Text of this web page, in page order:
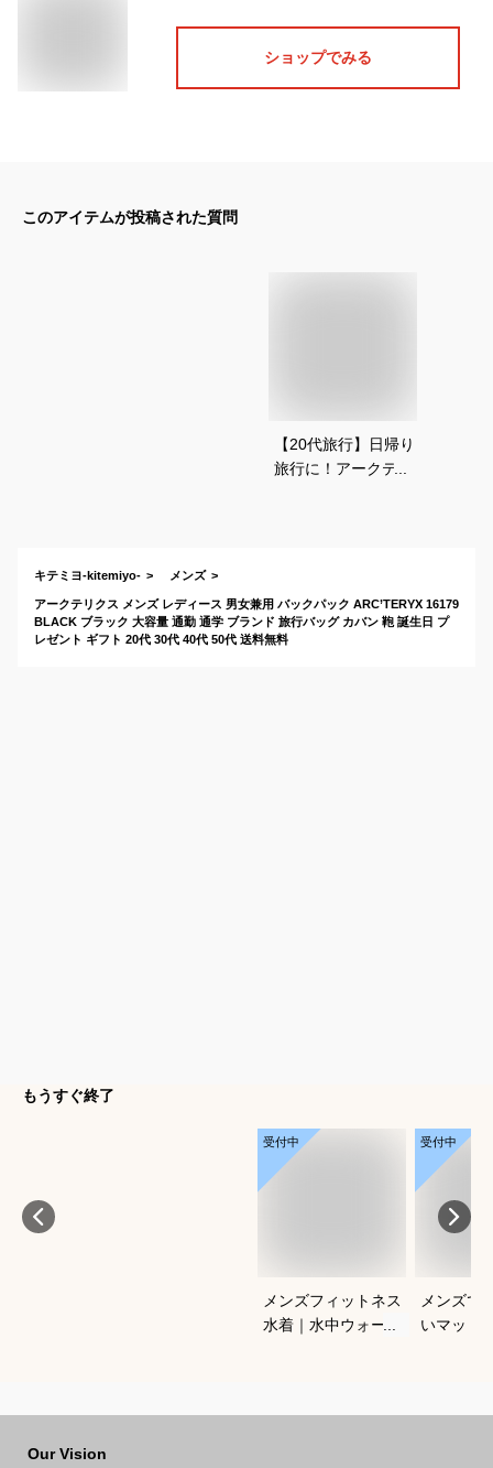
ショップでみる
このアイテムが投稿された質問
【20代旅行】日帰り
旅行に！アークテリ
キテミヨ-kitemiyo- メンズ
アークテリクス メンズ レディース 男女兼用 バックパック ARC’TERYX 16179
BLACK ブラック 大容量 通勤 通学 ブランド 旅行バッグ カバン 鞄 誕生日 プ
レゼント ギフト 20代 30代 40代 50代 送料無料
もうすぐ終了
受付中
メンズフィットネス
水着｜水中ウォーキ
受付中
メンズで
いマット
Our Vision